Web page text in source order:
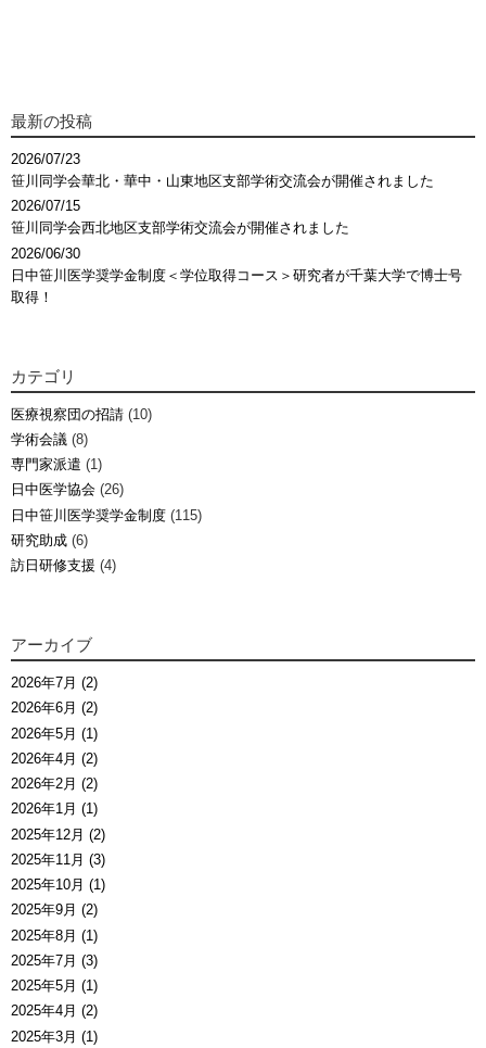
最新の投稿
2026/07/23
笹川同学会華北・華中・山東地区支部学術交流会が開催されました
2026/07/15
笹川同学会西北地区支部学術交流会が開催されました
2026/06/30
日中笹川医学奨学金制度＜学位取得コース＞研究者が千葉大学で博士号
取得！
カテゴリ
医療視察団の招請 (10)
学術会議 (8)
専門家派遣 (1)
日中医学協会 (26)
日中笹川医学奨学金制度 (115)
研究助成 (6)
訪日研修支援 (4)
アーカイブ
2026年7月 (2)
2026年6月 (2)
2026年5月 (1)
2026年4月 (2)
2026年2月 (2)
2026年1月 (1)
2025年12月 (2)
2025年11月 (3)
2025年10月 (1)
2025年9月 (2)
2025年8月 (1)
2025年7月 (3)
2025年5月 (1)
2025年4月 (2)
2025年3月 (1)